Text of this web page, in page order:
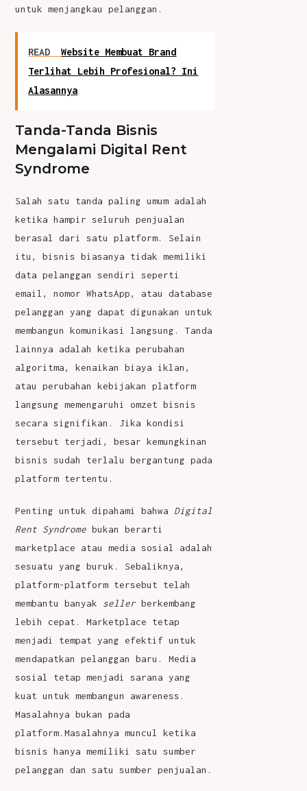
untuk menjangkau pelanggan.
READ
Website Membuat Brand
Terlihat Lebih Profesional? Ini
Alasannya
Tanda-Tanda Bisnis
Mengalami Digital Rent
Syndrome
Salah satu tanda paling umum adalah
ketika hampir seluruh penjualan
berasal dari satu platform. Selain
itu, bisnis biasanya tidak memiliki
data pelanggan sendiri seperti
email, nomor WhatsApp, atau database
pelanggan yang dapat digunakan untuk
membangun komunikasi langsung. Tanda
lainnya adalah ketika perubahan
algoritma, kenaikan biaya iklan,
atau perubahan kebijakan platform
langsung memengaruhi omzet bisnis
secara signifikan. Jika kondisi
tersebut terjadi, besar kemungkinan
bisnis sudah terlalu bergantung pada
platform tertentu.
Penting untuk dipahami bahwa Digital
Rent Syndrome bukan berarti
marketplace atau media sosial adalah
sesuatu yang buruk. Sebaliknya,
platform-platform tersebut telah
membantu banyak sellerberkembang
lebih cepat. Marketplace tetap
menjadi tempat yang efektif untuk
mendapatkan pelanggan baru. Media
sosial tetap menjadi sarana yang
kuat untuk membangun awareness.
Masalahnya bukan pada
platform.Masalahnya muncul ketika
bisnis hanya memiliki satu sumber
pelanggan dan satu sumber penjualan.